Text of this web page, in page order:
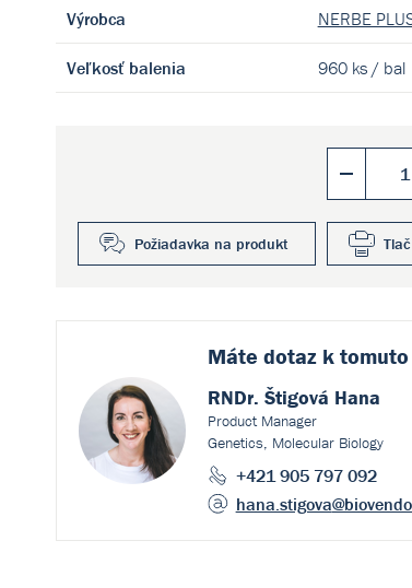
Výrobca NERBE
Veľkosť balenia 960 ks / bal
Požiadavka na produkt
Máte dotaz k
RNDr. Štigová Hana
Product Manager
Genetics, Molecular Biology
+421 905 797 092
hana.stigova